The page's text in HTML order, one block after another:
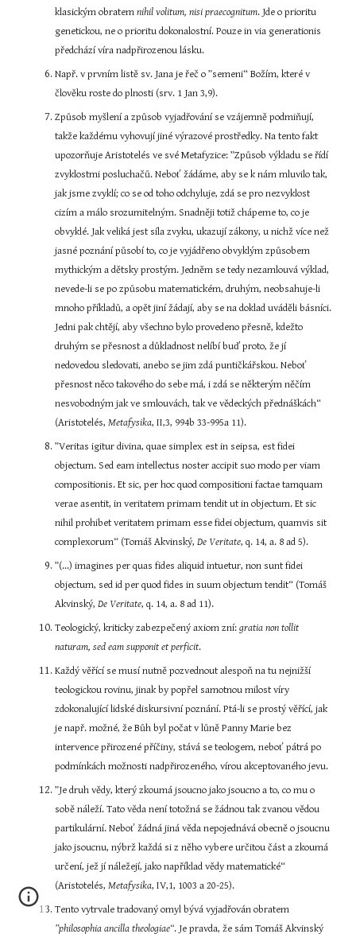
klasickým obratem nihil volitum, nisi praecognitum. Jde o prioritu
genetickou, ne o prioritu dokonalostní. Pouze in via generationis
předchází víra nadpřirozenou lásku.
Např. v prvním listě sv. Jana je řeč o ”semeni“ Božím, které v
člověku roste do plnosti (srv. 1 Jan 3,9).
Způsob myšlení a způsob vyjadřování se vzájemně podmiňují,
takže každému vyhovují jiné výrazové prostředky. Na tento fakt
upozorňuje Aristotelés ve své Metafyzice: ”Způsob výkladu se řídí
zvyklostmi posluchačů. Neboť žádáme, aby se k nám mluvilo tak,
jak jsme zvyklí; co se od toho odchyluje, zdá se pro nezvyklost
cizím a málo srozumitelným. Snadněji totiž chápeme to, co je
obvyklé. Jak veliká jest síla zvyku, ukazují zákony, u nichž více než
jasné poznání působí to, co je vyjádřeno obvyklým způsobem
mythickým a dětsky prostým. Jedněm se tedy nezamlouvá výklad,
nevede-li se po způsobu matematickém, druhým, neobsahuje-li
mnoho příkladů, a opět jiní žádají, aby se na doklad uváděli básníci.
Jedni pak chtějí, aby všechno bylo provedeno přesně, kdežto
druhým se přesnost a důkladnost nelíbí buď proto, že jí
nedovedou sledovati, anebo se jim zdá puntičkářskou. Neboť
přesnost něco takového do sebe má, i zdá se některým něčím
nesvobodným jak ve smlouvách, tak ve vědeckých přednáškách“
(Aristotelés, Metafysika, II,3, 994b 33-995a 11).
”Veritas igitur divina, quae simplex est in seipsa, est fidei
objectum. Sed eam intellectus noster accipit suo modo per viam
compositionis. Et sic, per hoc quod compositioni factae tamquam
verae asentit, in veritatem primam tendit ut in objectum. Et sic
nihil prohibet veritatem primam esse fidei objectum, quamvis sit
complexorum“ (Tomáš Akvinský, De Veritate, q. 14, a. 8 ad 5).
”(...) imagines per quas fides aliquid intuetur, non sunt fidei
objectum, sed id per quod fides in suum objectum tendit“ (Tomáš
Akvinský, De Veritate, q. 14, a. 8 ad 11).
Teologický, kriticky zabezpečený axiom zní: gratia non tollit
naturam, sed eam supponit et perficit.
Každý věřící se musí nutně pozvednout alespoň na tu nejnižší
teologickou rovinu, jinak by popřel samotnou milost víry
zdokonalující lidské diskursivní poznání. Ptá-li se prostý věřící, jak
je např. možné, že Bůh byl počat v lůně Panny Marie bez
intervence přirozené příčiny, stává se teologem, neboť pátrá po
podmínkách možnosti nadpřirozeného, vírou akceptovaného jevu.
”Je druh vědy, který zkoumá jsoucno jako jsoucno a to, co mu o
sobě náleží. Tato věda není totožná se žádnou tak zvanou vědou
partikulární. Neboť žádná jiná věda nepojednává obecně o jsoucnu
jako jsoucnu, nýbrž každá si z něho vybere určitou část a zkoumá
určení, jež jí náležejí, jako například vědy matematické“
(Aristotelés, Metafysika, IV,1, 1003 a 20-25).
”philosophia ancilla theologiae“. Je pravda, že sám Tomáš Akvinský